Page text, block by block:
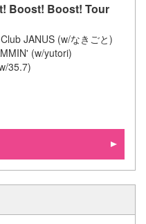
Boost! Boost! Tour
JANUS (w/なきごと)
(w/yutori)
35.7)